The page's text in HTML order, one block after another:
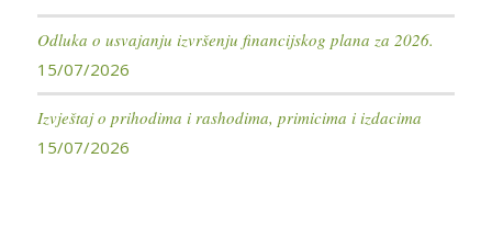
Odluka o usvajanju izvršenju financijskog plana za 2026.
15/07/2026
Izvještaj o prihodima i rashodima, primicima i izdacima
15/07/2026